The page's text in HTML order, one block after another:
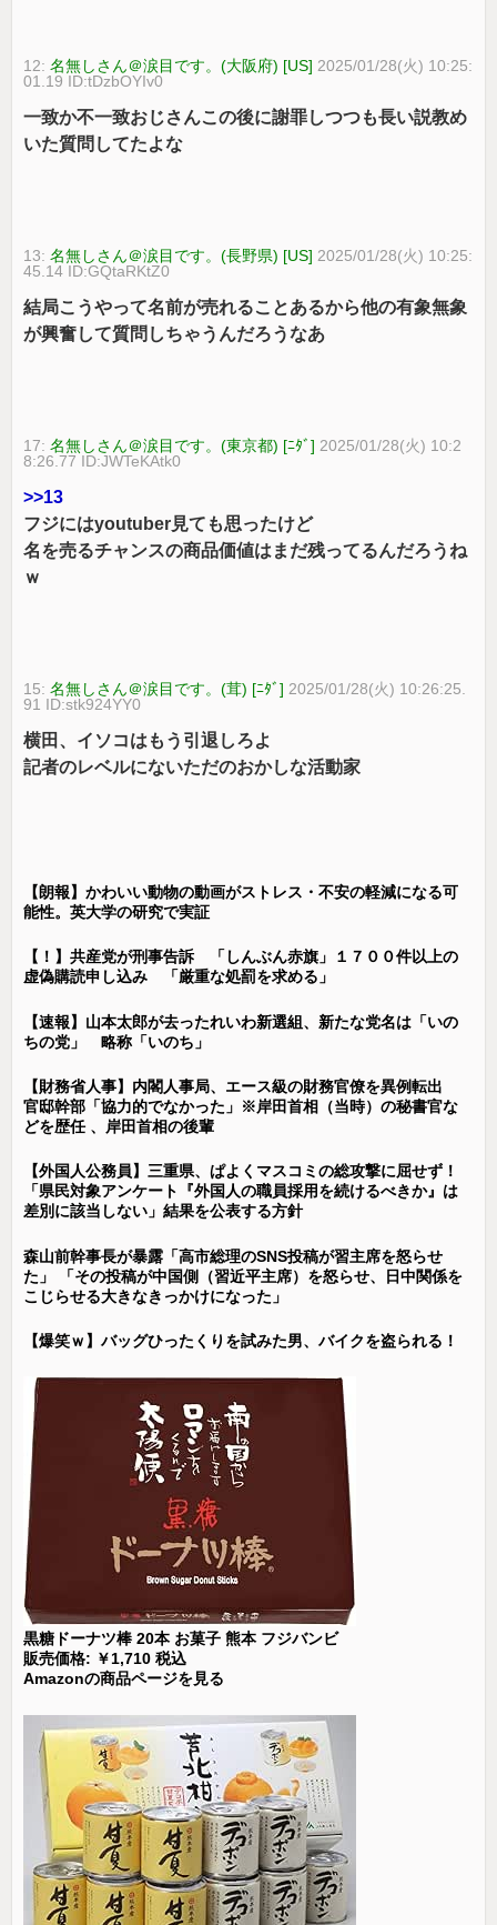
12:名無しさん＠涙目です。(大阪府) [US] 2025/01/28(火) 10:25:
01.19 ID:tDzbOYIv0
一致か不一致おじさんこの後に謝罪しつつも長い説教め
いた質問してたよな
13:名無しさん＠涙目です。(長野県) [US] 2025/01/28(火) 10:25:
45.14 ID:GQtaRKtZ0
結局こうやって名前が売れることあるから他の有象無象
が興奮して質問しちゃうんだろうなあ
17:名無しさん＠涙目です。(東京都) [ﾆﾀﾞ] 2025/01/28(火) 10:2
8:26.77 ID:JWTeKAtk0
>>13
フジにはyoutuber見ても思ったけど
名を売るチャンスの商品価値はまだ残ってるんだろうね
ｗ
15:名無しさん＠涙目です。(茸) [ﾆﾀﾞ] 2025/01/28(火) 10:26:25.
91 ID:stk924YY0
横田、イソコはもう引退しろよ
記者のレベルにないただのおかしな活動家
【朗報】かわいい動物の動画がストレス・不安の軽減になる可
能性。英大学の研究で実証
【！】共産党が刑事告訴 「しんぶん赤旗」１７００件以上の
虚偽購読申し込み 「厳重な処罰を求める」
【速報】山本太郎が去ったれいわ新選組、新たな党名は「いの
ちの党」 略称「いのち」
【財務省人事】内閣人事局、エース級の財務官僚を異例転出
官邸幹部「協力的でなかった」※岸田首相（当時）の秘書官な
どを歴任 、岸田首相の後輩
【外国人公務員】三重県、ぱよくマスコミの総攻撃に屈せず！
「県民対象アンケート『外国人の職員採用を続けるべきか』は
差別に該当しない」結果を公表する方針
森山前幹事長が暴露「高市総理のSNS投稿が習主席を怒らせ
た」 「その投稿が中国側（習近平主席）を怒らせ、日中関係を
こじらせる大きなきっかけになった」
【爆笑ｗ】バッグひったくりを試みた男、バイクを盗られる！
黒糖ドーナツ棒 20本 お菓子 熊本 フジバンビ
販売価格: ￥1,710 税込
Amazonの商品ページを見る